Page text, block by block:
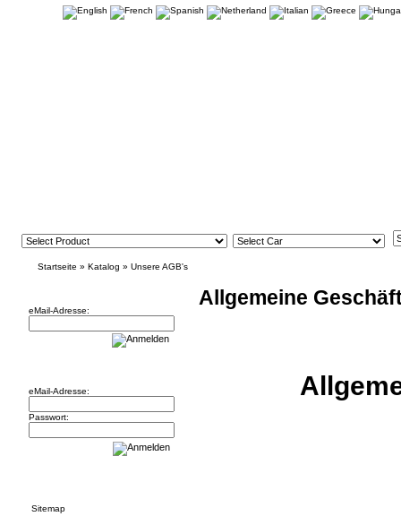
Startseite » Katalog » Unsere AGB's
eMail-Adresse:
eMail-Adresse:
Passwort:
Sitemap
Allgemeine